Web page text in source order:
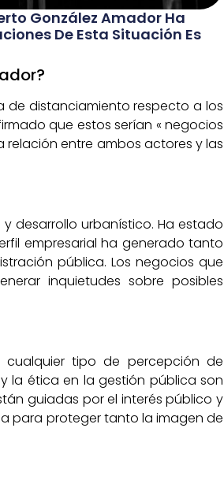
González Amador Ha
De Esta Situación Es
de distanciamiento respecto a los
que estos serían « negocios
relación entre ambos actores y las
desarrollo urbanístico. Ha estado
empresarial ha generado tanto
pública. Los negocios que
inquietudes sobre posibles
tipo de percepción de
la ética en la gestión pública son
guiadas por el interés público y
para proteger tanto la imagen de